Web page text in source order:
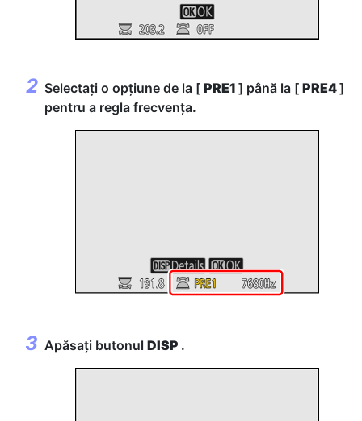
Selectați o opțiune de la [ PRE1 ] până la [ PRE4]
pentru a regla frecvența.
Apăsați butonul DISP .